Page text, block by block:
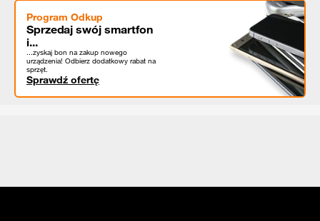
Program Odkup
Sprzedaj swój smartfon
i...
...zyskaj bon na zakup nowego
urządzenia! Odbierz dodatkowy rabat na
sprzęt.
Sprawdź ofertę